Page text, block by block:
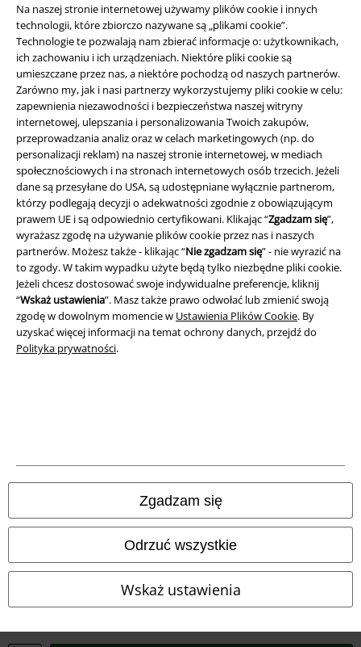
Na naszej stronie internetowej używamy plików cookie i innych
technologii, które zbiorczo nazywane są „plikami cookie”.
Technologie te pozwalają nam zbierać informacje o: użytkownikach,
ich zachowaniu i ich urządzeniach. Niektóre pliki cookie są
umieszczane przez nas, a niektóre pochodzą od naszych partnerów.
Zarówno my, jak i nasi partnerzy wykorzystujemy pliki cookie w celu:
zapewnienia niezawodności i bezpieczeństwa naszej witryny
internetowej, ulepszania i personalizowania Twoich zakupów,
przeprowadzania analiz oraz w celach marketingowych (np. do
personalizacji reklam) na naszej stronie internetowej, w mediach
społecznościowych i na stronach internetowych osób trzecich. Jeżeli
dane są przesyłane do USA, są udostępniane wyłącznie partnerom,
którzy podlegają decyzji o adekwatności zgodnie z obowiązującym
prawem UE i są odpowiednio certyfikowani. Klikając “Zgadzam się”,
wyrażasz zgodę na używanie plików cookie przez nas i naszych
partnerów. Możesz także - klikając “Nie zgadzam się” - nie wyrazić na
to zgody. W takim wypadku użyte będą tylko niezbędne pliki cookie.
Jeżeli chcesz dostosować swoje indywidualne preferencje, kliknij
“Wskaż ustawienia”. Masz także prawo odwołać lub zmienić swoją
zgodę w dowolnym momencie w Ustawienia Plików Cookie. By
uzyskać więcej informacji na temat ochrony danych, przejdź do
Polityka prywatności.
Zgadzam się
Odrzuć wszystkie
Wskaż ustawienia
Informacje prawne
Regulamin
Dane firmy
Polityka prywatności
Unieszkodliwianie odpadów i ochrona środowiska
Deklaracja Zgodności
Informacje dotyczące dostępności
© 1986-2026 E.M.P. Merchandising HGmbH
Sklepy internetowe EMP
EMP France